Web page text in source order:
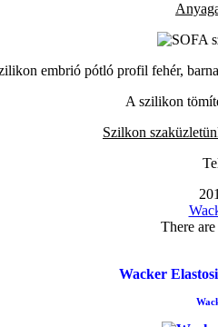
embrió pótló profil fehér,
A szilikon
Szilkon
There
Wacker